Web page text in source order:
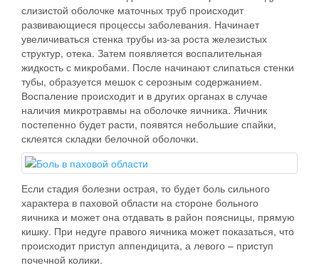
слизистой оболочке маточных труб происходит
развивающиеся процессы заболевания. Начинает
увеличиваться стенка трубы из-за роста железистых
структур, отека. Затем появляется воспалительная
жидкость с микробами. После начинают слипаться стенки
тубы, образуется мешок с серозным содержанием.
Воспаление происходит и в других органах в случае
наличия микротравмы на оболочке яичника. Яичник
постепенно будет расти, появятся небольшие спайки,
склеятся складки белочной оболочки.
Если стадия болезни острая, то будет боль сильного
характера в паховой области на стороне больного
яичника и может она отдавать в район поясницы, прямую
кишку. При недуге правого яичника может показаться, что
происходит приступ аппендицита, а левого – приступ
почечной колики.